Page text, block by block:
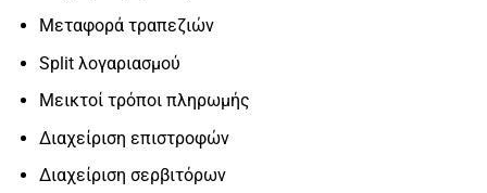
Μεταφορά τραπεζιών
Split λογαριασμού
Μεικτοί τρόποι πληρωμής
Διαχείριση επιστροφών
Διαχείριση σερβιτόρων